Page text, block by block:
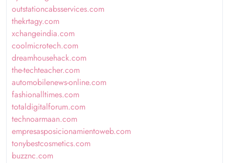
outstationcabsservices.com
thekrtagy.com
xchangeindia.com
coolmicrotech.com
dreamhousehack.com
the-techteacher.com
automobilenews-online.com
fashionalltimes.com
totaldigitalforum.com
technoarmaan.com
empresasposicionamientoweb.com
tonybestcosmetics.com
buzznc.com